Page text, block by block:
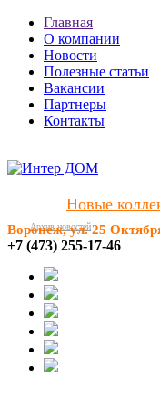
Главная
О компании
Новости
Полезные статьи
Вакансии
Партнеры
Контакты
Новые
Архив новостей
Воронеж, ул. 25
+7 (473) 255-17-46